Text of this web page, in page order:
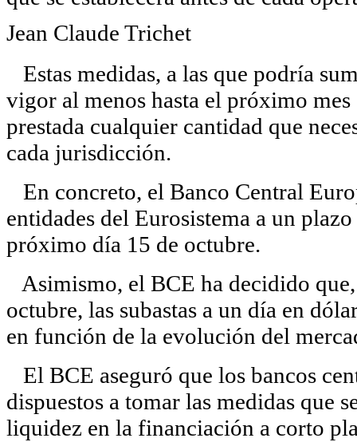
Jean Claude Trichet
Estas medidas, a las que podría
vigor al menos hasta el próximo
prestada cualquier cantidad que
cada jurisdicción.
En concreto, el Banco Central
entidades del Eurosistema a un
próximo día 15 de octubre.
Asimismo, el BCE ha decidido
octubre, las subastas a un día en
en función de la evolución del
El BCE aseguró que los bancos
dispuestos a tomar las medidas que
liquidez en la financiación a corto